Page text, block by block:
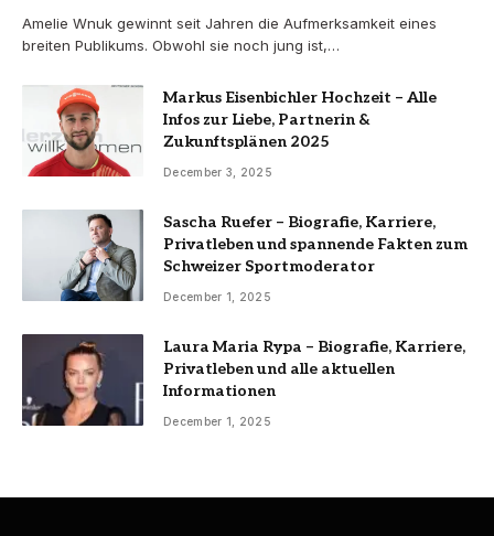
Amelie Wnuk gewinnt seit Jahren die Aufmerksamkeit eines
breiten Publikums. Obwohl sie noch jung ist,…
Markus Eisenbichler Hochzeit – Alle
Infos zur Liebe, Partnerin &
Zukunftsplänen 2025
December 3, 2025
Sascha Ruefer – Biografie, Karriere,
Privatleben und spannende Fakten zum
Schweizer Sportmoderator
December 1, 2025
Laura Maria Rypa – Biografie, Karriere,
Privatleben und alle aktuellen
Informationen
December 1, 2025